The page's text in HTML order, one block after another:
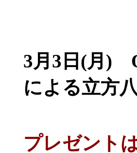
3月3日(月)
による立方
プレゼント